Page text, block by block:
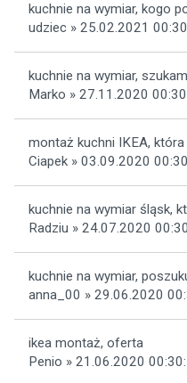
kuchnie na wymiar, kogo
udziec » 25.02.2021
kuchnie na wymiar, szukam
Marko » 27.11.2020
montaż kuchni IKEA,
Ciapek » 03.09.2020
kuchnie na wymiar śląsk,
Radziu » 24.07.2020
kuchnie na wymiar,
anna_00 » 29.06.2020
ikea montaż, oferta
Penio » 21.06.2020